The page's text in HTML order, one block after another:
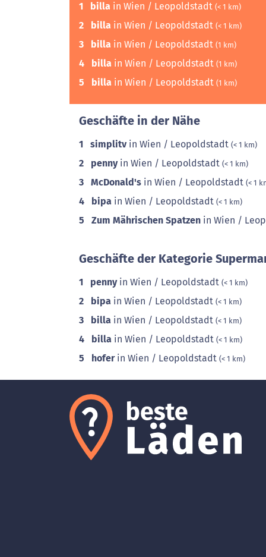
1 billa in Wien / Leopoldstadt (< 1 km)
2 billa in Wien / Leopoldstadt (< 1 km)
3 billa in Wien / Leopoldstadt (1 km)
4 billa in Wien / Leopoldstadt (1 km)
5 billa in Wien / Leopoldstadt (1 km)
Geschäfte in der Nähe
1 simplitvin Wien / Leopoldstadt (< 1 km)
2 pennyin Wien / Leopoldstadt (< 1 km)
3 McDonald's in Wien / Leopoldstadt (< 1
4 bipa in Wien / Leopoldstadt (< 1 km)
5 Zum Mährischen Spatzen in Wien /
Geschäfte der Kategorie
1 pennyin Wien / Leopoldstadt (< 1 km)
2 bipa in Wien / Leopoldstadt (< 1 km)
3 billa in Wien / Leopoldstadt (< 1 km)
4 billa in Wien / Leopoldstadt (< 1 km)
5 hoferin Wien / Leopoldstadt (< 1 km)